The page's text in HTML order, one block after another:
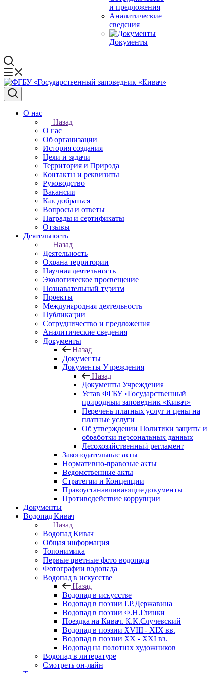
и предложения
Аналитические
сведения
Документы
О нас
Назад
О нас
Об организации
История создания
Цели и задачи
Территория и Природа
Контакты и реквизиты
Руководство
Вакансии
Как добраться
Вопросы и ответы
Награды и сертификаты
Отзывы
Деятельность
Назад
Деятельность
Охрана территории
Научная деятельность
Экологическое просвещение
Познавательный туризм
Проекты
Международная деятельность
Публикации
Сотрудничество и предложения
Аналитические сведения
Документы
Назад
Документы
Документы Учреждения
Назад
Документы Учреждения
Устав ФГБУ «Государственный
природный заповедник «Кивач»
Перечень платных услуг и цены на
платные услуги
Об утверждении Политики защиты и
обработки персональных данных
Лесохозяйственный регламент
Законодательные акты
Нормативно-правовые акты
Ведомственные акты
Стратегии и Концепции
Правоустанавливающие документы
Противодействие коррупции
Документы
Водопад Кивач
Назад
Водопад Кивач
Общая информация
Топонимика
Первые цветные фото водопада
Фотографии водопада
Водопад в искусстве
Назад
Водопад в искусстве
Водопад в поэзии Г.Р.Державина
Водопад в поэзии Ф.Н.Глинки
Поездка на Кивач. К.К.Случевский
Водопад в поэзии XVIII - XIX вв.
Водопад в поэзии XX - XXI вв.
Водопад на полотнах художников
Водопад в литературе
Смотреть он-лайн